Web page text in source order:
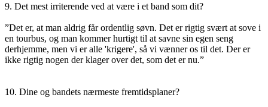
9. Det mest irriterende ved at være i et band som dit?
”Det er, at man aldrig får ordentlig søvn. Det er rigtig svært at sove i
en tourbus, og man kommer hurtigt til at savne sin egen seng
derhjemme, men vi er alle 'krigere', så vi vænner os til det. Der er
ikke rigtig nogen der klager over det, som det er nu.”
10. Dine og bandets nærmeste fremtidsplaner?